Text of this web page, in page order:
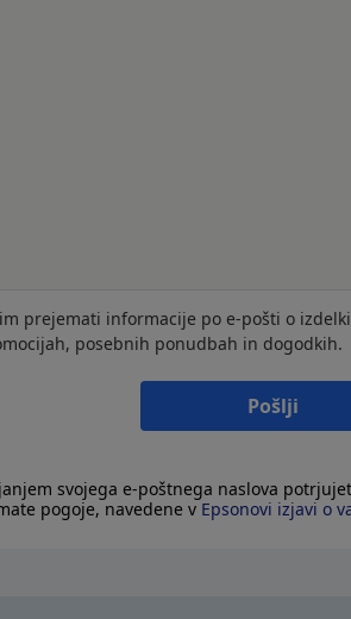
prejemati informacije po e-pošti o
posebnih ponudbah in dogodkih.
Pošlji
svojega e-poštnega naslova
pogoje, navedene v Epsonovi izjavi o